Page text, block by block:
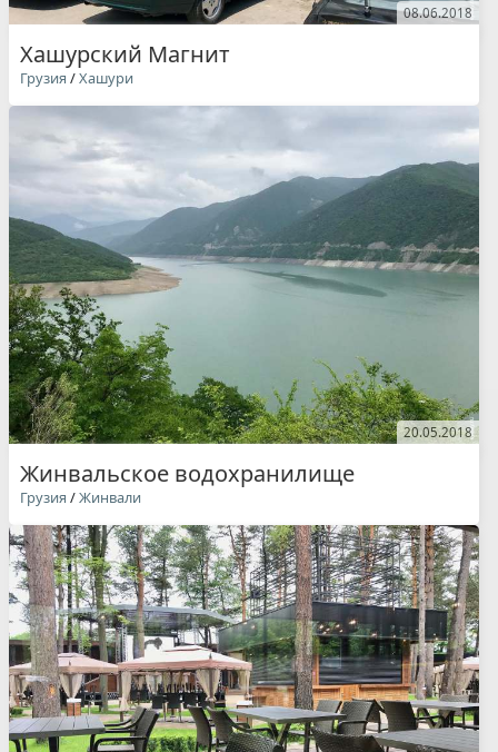
08.06.2018
Хашурский Магнит
Грузия /Хашури
20.05.2018
Жинвальское водохранилище
Грузия /Жинвали